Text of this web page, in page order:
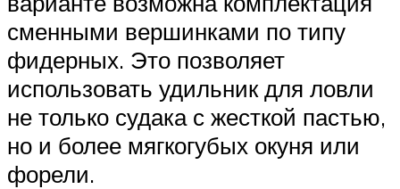
сменными вершинками по типу
фидерных. Это позволяет
использовать удильник для ловли
не только судака с жесткой пастью,
но и более мягкогубых окуня или
форели.